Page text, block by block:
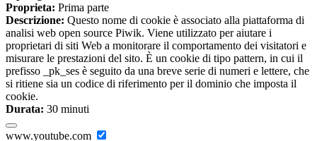
Proprieta: Prima parte
Descrizione: Questo nome di cookie è associato alla piattaforma di
analisi web open source Piwik. Viene utilizzato per aiutare i
proprietari di siti Web a monitorare il comportamento dei visitatori e
misurare le prestazioni del sito. È un cookie di tipo pattern, in cui il
prefisso _pk_ses è seguito da una breve serie di numeri e lettere, che
si ritiene sia un codice di riferimento per il dominio che imposta il
cookie.
Durata: 30 minuti
www.youtube.com